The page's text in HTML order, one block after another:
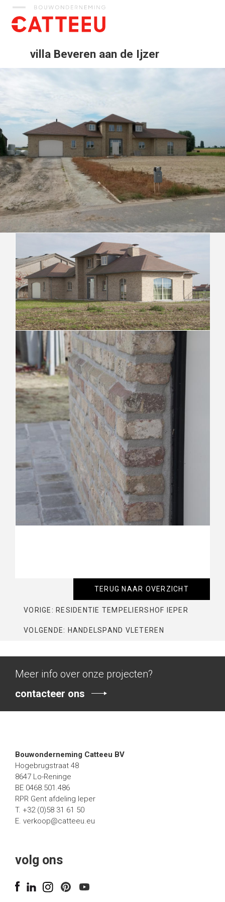
villa Beveren aan de Ijzer
TERUG NAAR OVERZICHT
VORIGE: RESIDENTIE TEMPELIERSHOF IEPER
VOLGENDE: HANDELSPAND VLETEREN
Meer info over onze projecten?
contacteer ons
Bouwonderneming Catteeu BV
Hogebrugstraat 48
8647 Lo-Reninge
BE 0468.501.486
RPR Gent afdeling Ieper
T. +32 (0)58 31 61 50
E. verkoop@catteeu.eu
volg ons